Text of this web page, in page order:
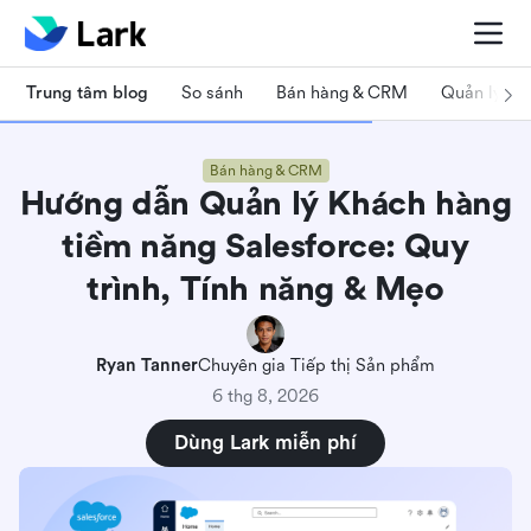
Trung tâm blog So sánh Bán hàng & CRM Quản lý dự
Bán hàng & CRM
Hướng dẫn Quản lý Khách hàng
tiềm năng Salesforce: Quy
trình, Tính năng & Mẹo
Ryan TannerChuyên gia Tiếp thị Sản phẩm
6 thg 8, 2026
Dùng Lark miễn phí